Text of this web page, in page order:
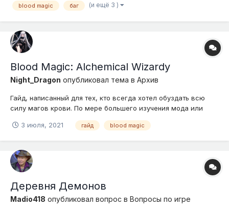
понимаю, как и почему это произошло. Сейчас я не могу
blood magic баг (и ещё 3 )
Blood Magic: Alchemical Wizardy
Night_Dragon опубликовал тема в Архив
Гайд, написанный для тех, кто всегда хотел обуздать всю
силу магов крови. По мере большего изучения мода или
Первые шаги. Кровавый алтарь. С чего начинать мод? С
3 июля, 2021 гайд blood magic
Деревня Демонов
Madio418 опубликовал вопрос в Вопросы по игре